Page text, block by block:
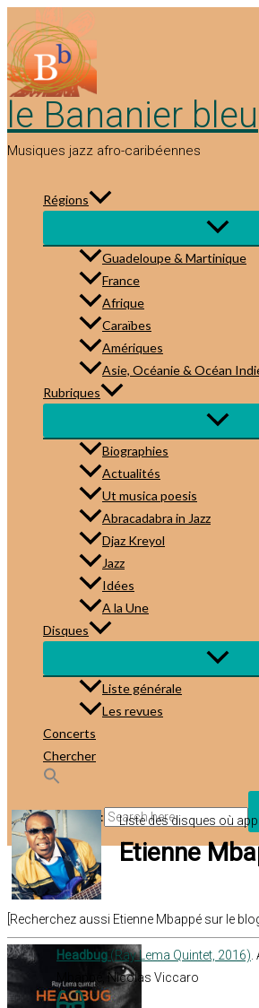
au
contenu
le Bananier bleu
Musiques jazz afro-caribéennes
Régions
Guadeloupe & Martinique
France
Afrique
Caraïbes
Amériques
Asie, Océanie & Océan
Rubriques
Biographies
Actualités
Ut musica poesis
Abracadabra in Jazz
Djaz Kreyol
Jazz
Idées
A la Une
Disques
Liste générale
Les revues
Concerts
Chercher
Search for: Liste des disques où
Etienne
[Recherchez aussi Etienne Mbappé sur le
Headbug (Ray Lema Quintet, 2016)
Mbappé, Nicolas Viccaro